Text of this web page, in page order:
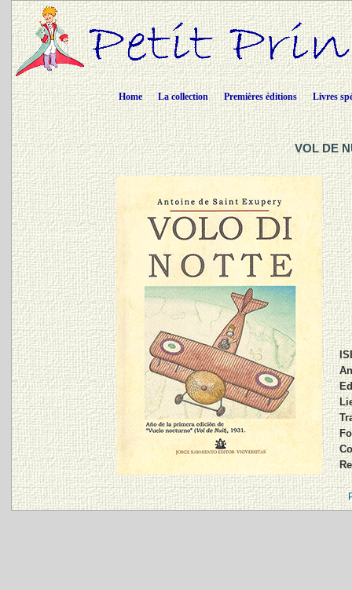
Home La collection Premières éditions Livres
VOL DE